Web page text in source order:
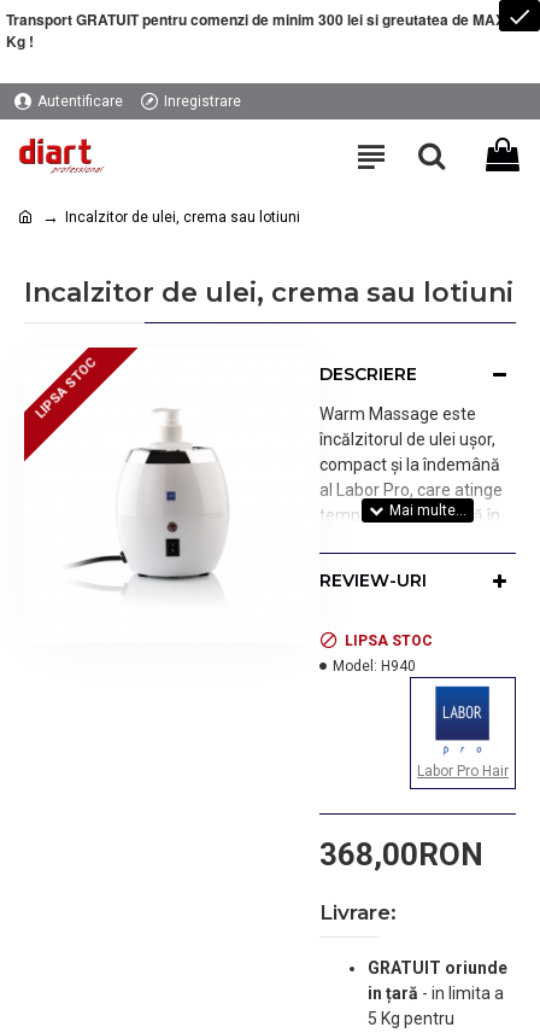
Transport GRATUIT pentru comenzi de minim 300 lei si greutatea de MAXIM 5
Kg !
Autentificare Inregistrare
Incalzitor de ulei, crema sau lotiuni
Incalzitor de ulei, crema sau lotiuni
LIPSA STOC
LIPSA STOC DESCRIERE
Warm Massage este
încălzitorul de ulei ușor,
compact și la îndemână
al Labor Pro, care atinge
temperatura maximă în
250 ml care poate fi
ulei, creme sau loțiuni
REVIEW-URI
368,00RON
LIPSA STOC
Model: H940
Labor Pro Hair
Livrare:
GRATUIT oriunde
in țară - in limita a
5 Kg pentru